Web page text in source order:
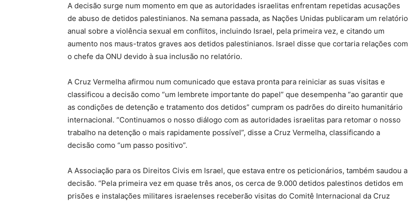
A decisão surge num momento em que as autoridades israelitas enfrentam repetidas acusações
de abuso de detidos palestinianos. Na semana passada, as Nações Unidas publicaram um relatório
anual sobre a violência sexual em conflitos, incluindo Israel, pela primeira vez, e citando um
aumento nos maus-tratos graves aos detidos palestinianos. Israel disse que cortaria relações com
o chefe da ONU devido à sua inclusão no relatório.
A Cruz Vermelha afirmou num comunicado que estava pronta para reiniciar as suas visitas e
classificou a decisão como “um lembrete importante do papel” que desempenha “ao garantir que
as condições de detenção e tratamento dos detidos” cumpram os padrões do direito humanitário
internacional. “Continuamos o nosso diálogo com as autoridades israelitas para retomar o nosso
trabalho na detenção o mais rapidamente possível”, disse a Cruz Vermelha, classificando a
decisão como “um passo positivo”.
A Associação para os Direitos Civis em Israel, que estava entre os peticionários, também saudou a
decisão. “Pela primeira vez em quase três anos, os cerca de 9.000 detidos palestinos detidos em
prisões e instalações militares israelenses receberão visitas do Comitê Internacional da Cruz